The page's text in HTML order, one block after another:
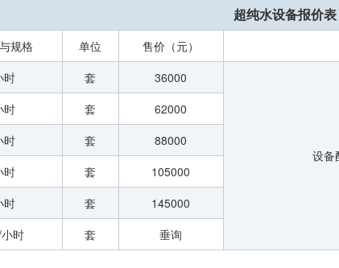
超纯水设备报价表
规格 单位
售价（元）
时
套 36000
设备
时 套
62000
时
套
88000
时
套
105000
时
套
145000
时
套 垂询